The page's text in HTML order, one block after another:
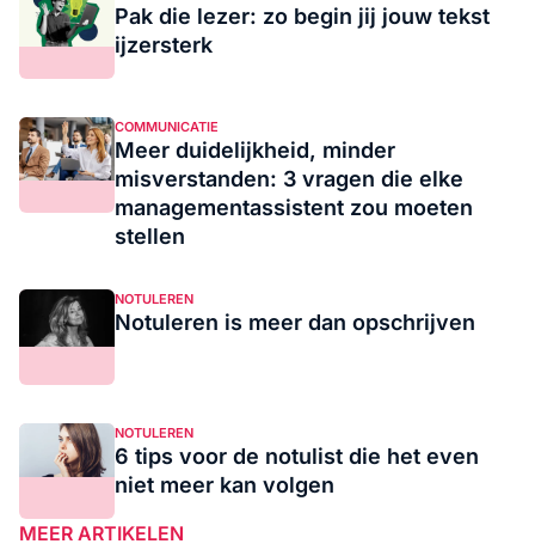
Pak die lezer: zo begin jij jouw tekst
ijzersterk
COMMUNICATIE
Meer duidelijkheid, minder
misverstanden: 3 vragen die elke
managementassistent zou moeten
stellen
NOTULEREN
Notuleren is meer dan opschrijven
NOTULEREN
6 tips voor de notulist die het even
niet meer kan volgen
MEER ARTIKELEN